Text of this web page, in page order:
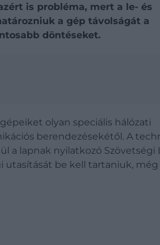
is probléma, mert a le- és
a gép távolságát a
döntéseket.
olyan speciális hálózati
berendezésekétől. A
a lapnak nyilatkozó Szövetségi
be kell tartaniuk, még